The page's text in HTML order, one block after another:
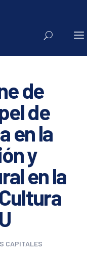
de
de
en la
y
en la
CAPITALES